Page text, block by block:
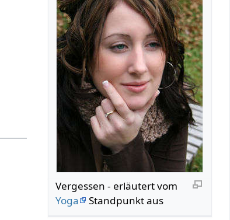
Vergessen‏‎ - erläutert vom
Yoga
Standpunkt aus